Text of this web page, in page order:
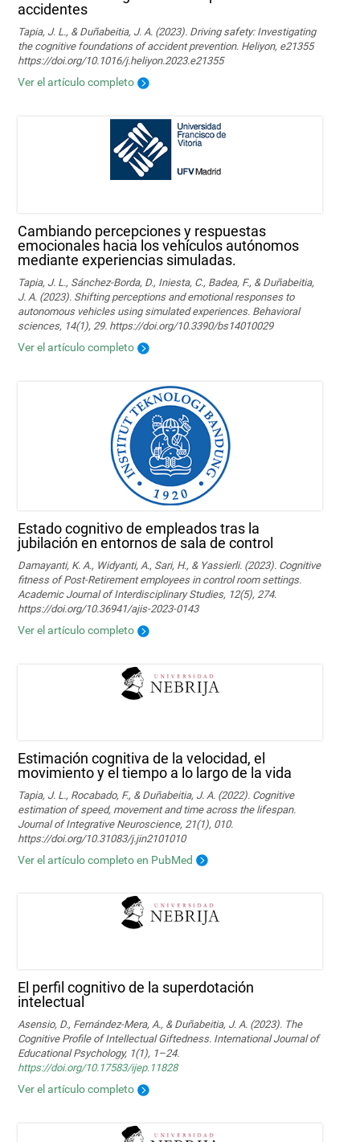
accidentes
Tapia, J. L., & Duñabeitia, J. A. (2023). Driving safety: Investigating
the cognitive foundations of accident prevention. Heliyon, e21355
https://doi.org/10.1016/j.heliyon.2023.e21355
Ver el artículo completo
Cambiando percepciones y respuestas
emocionales hacia los vehículos autónomos
mediante experiencias simuladas.
Tapia, J. L., Sánchez-Borda, D., Iniesta, C., Badea, F., & Duñabeitia,
J. A. (2023). Shifting perceptions and emotional responses to
autonomous vehicles using simulated experiences. Behavioral
sciences, 14(1), 29. https://doi.org/10.3390/bs14010029
Ver el artículo completo
Estado cognitivo de empleados tras la
jubilación en entornos de sala de control
Damayanti, K. A., Widyanti, A., Sari, H., & Yassierli. (2023). Cognitive
fitness of Post-Retirement employees in control room settings.
Academic Journal of Interdisciplinary Studies, 12(5), 274.
https://doi.org/10.36941/ajis-2023-0143
Ver el artículo completo
Estimación cognitiva de la velocidad, el
movimiento y el tiempo a lo largo de la vida
Tapia, J. L., Rocabado, F., & Duñabeitia, J. A. (2022). Cognitive
estimation of speed, movement and time across the lifespan.
Journal of Integrative Neuroscience, 21(1), 010.
https://doi.org/10.31083/j.jin2101010
Ver el artículo completo en PubMed
El perfil cognitivo de la superdotación
intelectual
Asensio, D., Fernández-Mera, A., & Duñabeitia, J. A. (2023). The
Cognitive Profile of Intellectual Giftedness. International Journal of
Educational Psychology, 1(1), 1–24.
https://doi.org/10.17583/ijep.11828
Ver el artículo completo